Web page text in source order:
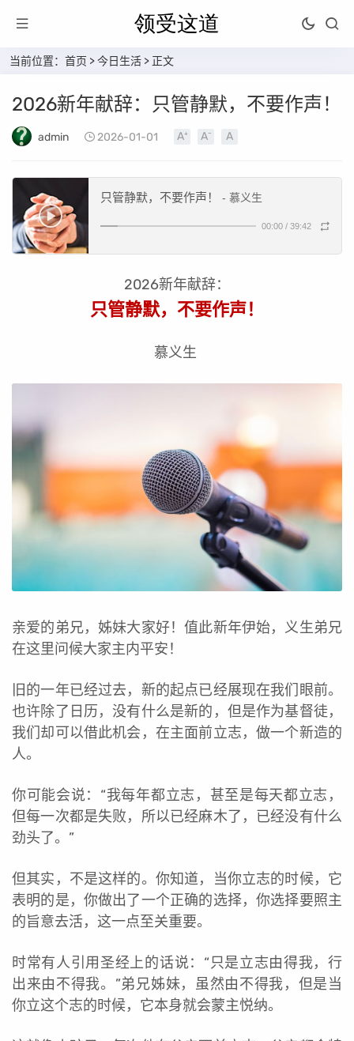
当前位置： 首页 >今日生活 > 正文
2026新年献辞：只管静默，不要作声！
admin 2026-01-01
只管静默，不要作声！ - 慕义生
00:00 / 39:42
2026新年献辞：
只管静默，不要作声！
慕义生
亲爱的弟兄，姊妹大家好！值此新年伊始，义生弟兄
在这里问候大家主内平安！
旧的一年已经过去，新的起点已经展现在我们眼前。
也许除了日历，没有什么是新的，但是作为基督徒，
我们却可以借此机会，在主面前立志，做一个新造的
人。
你可能会说：“我每年都立志，甚至是每天都立志，
但每一次都是失败，所以已经麻木了，已经没有什么
劲头了。”
但其实，不是这样的。你知道，当你立志的时候，它
表明的是，你做出了一个正确的选择，你选择要照主
的旨意去活，这一点至关重要。
时常有人引用圣经上的话说：“只是立志由得我，行
出来由不得我。”弟兄姊妹，虽然由不得我，但是当
你立这个志的时候，它本身就会蒙主悦纳。